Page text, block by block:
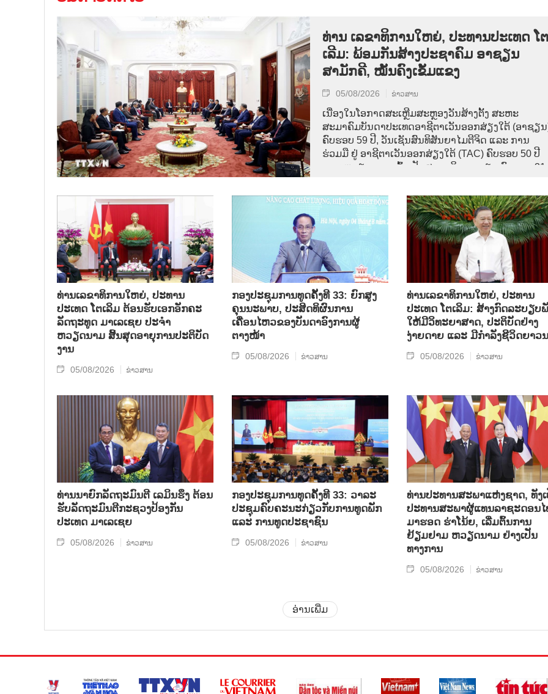
ທ່ານ ເລຂາທິການໃຫຍ່, ປະທານປະເທດ ໂຕ
ເລີມ: ພ້ອມກັນສ້າງປະຊາຄົມ ອາຊຽນ
ສາມັກຄີ, ໝັ້ນຄົງເຂັ້ມແຂງ
05/08/2026 ຂ່າວສານ
ເນື່ອງໃນໂອກາດສະເຫຼີມສະຫຼອງວັນສ້າງຕັ້ງ ສະຫະ
ສະມາຄົມບັນດາປະເທດອາຊີຕາເວັນອອກສ່ຽງໃຕ້ (ອາຊຽ
ຄົບຮອບ 59 ປີ, ວັນເຊັນສົນທິສັນຍາໄມຕີຈິດ ແລະ ການ
ຮ່ວມມື ຢູ່ ອາຊີຕາເວັນອອກສ່ຽງໃຕ້ (TAC) ຄົບຮອບ 50 ປີ
ແລະ ຫວຽດນາມ ເຂົ້າເປັນສະມາຊິກ ອາຊຽນ ຄົບຮອບ 31
ທ່ານເລຂາທິການໃຫຍ່, ປະທານ
ປະເທດ ໂຕເລິມ ຕ້ອນຮັບເອກອັກຄະ
ລັດຖະທູດ ມາເລເຊຍ ປະຈຳ
ຫວຽດນາມ ສິ້ນສຸດອາຍຸການປະຕິບັດ
ງານ
05/08/2026 ຂ່າວສານ
ກອງປະຊຸມການທູດຄັ້ງທີ 33: ຍົກສູງ
ຄຸນນະພາບ, ປະສິດທິຜົນການ
ເຄື່ອນໄຫວຂອງບັນດາອົງການຜູ້
ຕາງໜ້າ
05/08/2026 ຂ່າວສານ
ທ່ານເລຂາທິການໃຫຍ່, ປະທານ
ປະເທດ ໂຕເລິມ: ສ້າງກົດລະບຽບ
ໃຫ້ມີວິທະຍາສາດ, ປະຕິບັດຢ່າງ
ງ່າຍດາຍ ແລະ ມີກຳລັງຊີວິດຍາວ
05/08/2026 ຂ່າວສານ
ທ່ານນາຍົກລັດຖະມົນຕີ ເລມິນຮຶງ ຕ້ອນ
ຮັບລັດຖະມົນຕີກະຊວງປ້ອງກັນ
ປະເທດ ມາເລເຊຍ
05/08/2026 ຂ່າວສານ
ກອງປະຊຸມການທູດຄັ້ງທີ 33: ວາລະ
ປະຊຸມຄົບຄະນະກ່ຽວກັບການທູດພັກ
ແລະ ການທູດປະຊາຊົນ
05/08/2026 ຂ່າວສານ
ທ່ານປະທານສະພາແຫ່ງຊາດ, ທັງ
ປະທານສະພາຜູ້ແທນລາຊະດອນໄ
ມາຮອດ ຮ່າໂນ້ຍ, ເລີ່ມຕົ້ນການ
ຢ້ຽມຢາມ ຫວຽດນາມ ຢ່າງເປັນ
ທາງການ
05/08/2026 ຂ່າວສານ
ອ່ານເພີ່ມ